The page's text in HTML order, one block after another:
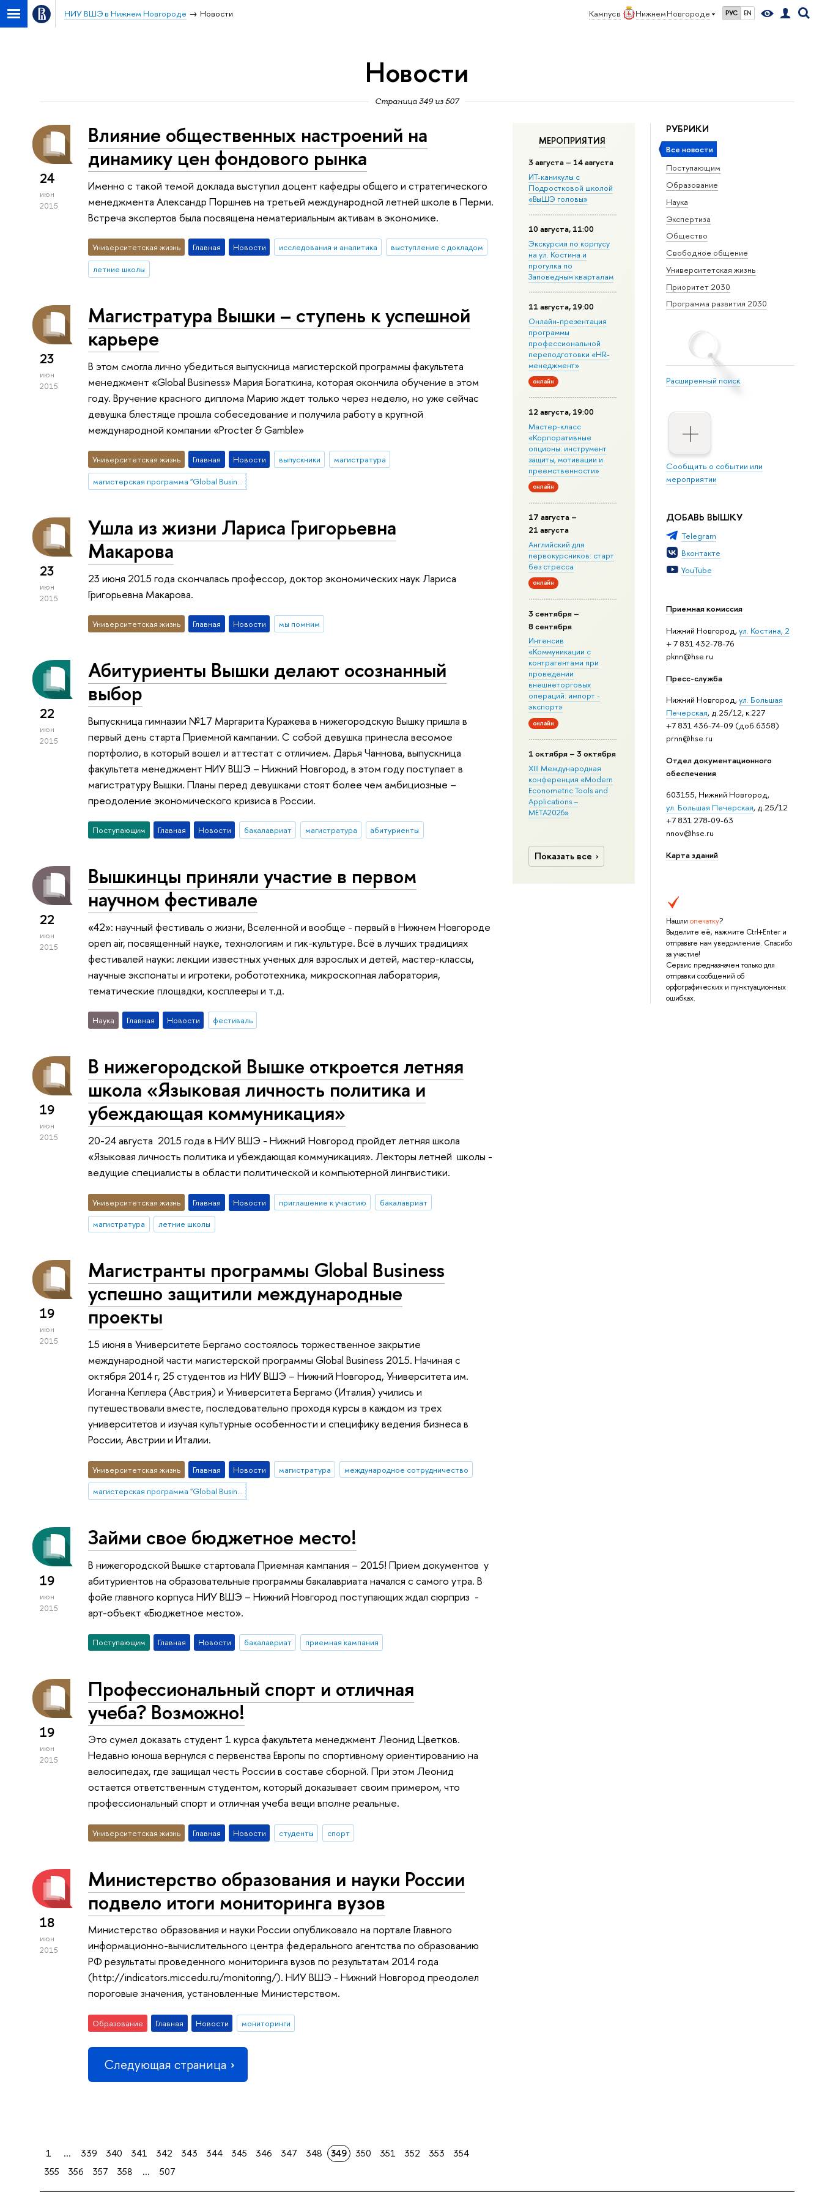
Кампус в Нижнем Новгороде РУС EN
НИУ ВШЭ в Нижнем Новгороде Новости
Новости
Страница 349 из 507
РУБРИКИ
Все новости
Поступающим
Образование
Наука
Экспертиза
Общество
Свободное общение
Университетская жизнь
Приоритет 2030
Программа развития 2030
Расширенный поиск
Сообщить о событии или
мероприятии
ДОБАВЬ ВЫШКУ
Telegram
Вконтакте
YouTube
Приемная комиссия
Нижний Новгород,ул. Костина, 2
+ 7 831 432-78-76
pknn@hse.ru
Пресс-служба
Нижний Новгород,ул. Большая
Печерская, д.25/12, к.227
+7 831 436-74-09 (доб.6358)
prnn@hse.ru
Отдел документационного
обеспечения
603155, Нижний Новгород,
ул. Большая Печерская, д.25/12
+7 831 278-09-63
nnov@hse.ru
Карта зданий
Нашли опечатку?
Выделите её, нажмите Ctrl+Enter и
отправьте нам уведомление. Спасибо
за участие!
Сервис предназначен только для
отправки сообщений об
орфографических и пунктуационных
ошибках.
МЕРОПРИЯТИЯ
3 августа – 14 августа
ИТ-каникулы с
Подростковой школой
«ВыШЭ головы»
10 августа, 11:00
Экскурсия по корпусу
на ул. Костина и
прогулка по
Заповедным кварталам
11 августа, 19:00
Онлайн-презентация
программы
профессиональной
переподготовки «HR-
менеджмент»
онлайн
12 августа, 19:00
Мастер-класс
«Корпоративные
опционы: инструмент
защиты, мотивации и
преемственности»
онлайн
17 августа –
21 августа
Английский для
первокурсников: старт
без стресса
онлайн
3 сентября –
8 сентября
Интенсив
«Коммуникации с
контрагентами при
проведении
внешнеторговых
операций: импорт -
экспорт»
онлайн
1 октября – 3 октября
XIII Международная
конференция «Modern
Econometric Tools and
Applications –
META2026»
Показать все
24
июн
2015
Влияние общественных настроений на
динамику цен фондового рынка
Именно с такой темой доклада выступил доцент кафедры общего и стратегического
менеджмента Александр Поршнев на третьей международной летней школе в Перми.
Встреча экспертов была посвящена нематериальным активам в экономике.
Университетская жизнь Главная Новости исследования и аналитика
выступление с докладом
летние школы
23
июн
2015
Магистратура Вышки – ступень к успешной
карьере
В этом смогла лично убедиться выпускница магистерской программы факультета
менеджмент «Global Business» Мария Богаткина, которая окончила обучение в этом
году. Вручение красного диплома Марию ждет только через неделю, но уже сейчас
девушка блестяще прошла собеседование и получила работу в крупной
международной компании «Procter & Gamble»
Университетская жизнь Главная Новости выпускники
магистратура
магистерская программа "Global Business"
23
июн
2015
Ушла из жизни Лариса Григорьевна
Макарова
23 июня 2015 года скончалась профессор, доктор экономических наук Лариса
Григорьевна Макарова.
Университетская жизнь Главная Новости мы помним
22
июн
2015
Абитуриенты Вышки делают осознанный
выбор
Выпускница гимназии №17 Маргарита Куражева в нижегородскую Вышку пришла в
первый день старта Приемной кампании. С собой девушка принесла весомое
портфолио, в который вошел и аттестат с отличием. Дарья Чаннова, выпускница
факультета менеджмент НИУ ВШЭ – Нижний Новгород, в этом году поступает в
магистратуру Вышки. Планы перед девушками стоят более чем амбициозные –
преодоление экономического кризиса в России.
Поступающим Главная Новости бакалавриат магистратура абитуриенты
22
июн
2015
Вышкинцы приняли участие в первом
научном фестивале
«42»: научный фестиваль о жизни, Вселенной и вообще - первый в Нижнем Новгороде
open air, посвященный науке, технологиям и гик-культуре. Всё в лучших традициях
фестивалей науки: лекции известных ученых для взрослых и детей, мастер-классы,
научные экспонаты и игротеки, робототехника, микроскопная лаборатория,
тематические площадки, косплееры и т.д.
Наука Главная Новости фестиваль
19
июн
2015
В нижегородской Вышке откроется летняя
школа «Языковая личность политика и
убеждающая коммуникация»
20-24 августа 2015 года в НИУ ВШЭ - Нижний Новгород пройдет летняя школа
«Языковая личность политика и убеждающая коммуникация». Лекторы летней школы -
ведущие специалисты в области политической и компьютерной лингвистики.
Университетская жизнь Главная Новости приглашение к участию
бакалавриат
магистратура
летние школы
19
июн
2015
Магистранты программы Global Business
успешно защитили международные
проекты
15 июня в Университете Бергамо состоялось торжественное закрытие
международной части магистерской программы Global Business 2015. Начиная с
октября 2014 г, 25 студентов из НИУ ВШЭ – Нижний Новгород, Университета им.
Иоганна Кеплера (Австрия) и Университета Бергамо (Италия) учились и
путешествовали вместе, последовательно проходя курсы в каждом из трех
университетов и изучая культурные особенности и специфику ведения бизнеса в
России, Австрии и Италии.
Университетская жизнь Главная Новости магистратура
международное сотрудничество
магистерская программа "Global Business"
19
июн
2015
Займи свое бюджетное место!
В нижегородской Вышке стартовала Приемная кампания – 2015! Прием документов у
абитуриентов на образовательные программы бакалавриата начался с самого утра. В
фойе главного корпуса НИУ ВШЭ – Нижний Новгород поступающих ждал сюрприз -
арт-объект «Бюджетное место».
Поступающим Главная Новости бакалавриат приемная кампания
19
июн
2015
Профессиональный спорт и отличная
учеба? Возможно!
Это сумел доказать студент 1 курса факультета менеджмент Леонид Цветков.
Недавно юноша вернулся с первенства Европы по спортивному ориентированию на
велосипедах, где защищал честь России в составе сборной. При этом Леонид
остается ответственным студентом, который доказывает своим примером, что
профессиональный спорт и отличная учеба вещи вполне реальные.
Университетская жизнь Главная Новости студенты спорт
18
июн
2015
Министерство образования и науки России
подвело итоги мониторинга вузов
Министерство образования и науки России опубликовало на портале Главного
информационно-вычислительного центра федерального агентства по образованию
РФ результаты проведенного мониторинга вузов по результатам 2014 года
(http://indicators.miccedu.ru/monitoring/). НИУ ВШЭ - Нижний Новгород преодолел
пороговые значения, установленные Министерством.
Образование Главная Новости мониторинги
Следующая страница
1 ... 339 340 341 342 343 344 345 346 347 348 349 350 351 352 353
354
355
356 357 358 ... 507